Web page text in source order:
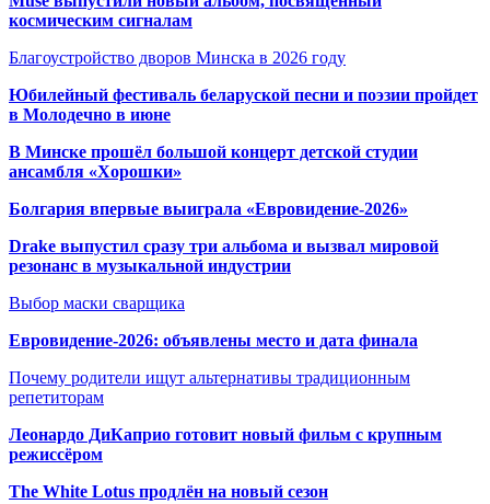
космическим сигналам
Благоустройство дворов Минска в 2026 году
Юбилейный фестиваль беларуской песни и поэзии пройдет
в Молодечно в июне
В Минске прошёл большой концерт детской студии
ансамбля «Хорошки»
Болгария впервые выиграла «Евровидение-2026»
Drake выпустил сразу три альбома и вызвал мировой
резонанс в музыкальной индустрии
Выбор маски сварщика
Евровидение-2026: объявлены место и дата финала
Почему родители ищут альтернативы традиционным
репетиторам
Леонардо ДиКаприо готовит новый фильм с крупным
режиссёром
The White Lotus продлён на новый сезон